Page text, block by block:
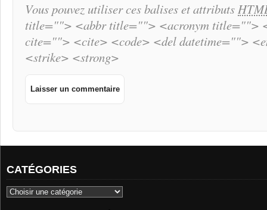
Vous pouvez utiliser ces balises et attributs
title=""> <abbr title=""> <acronym title="">
cite=""> <cite> <code> <del datetime="">
<strike> <strong>
CATÉGORIES